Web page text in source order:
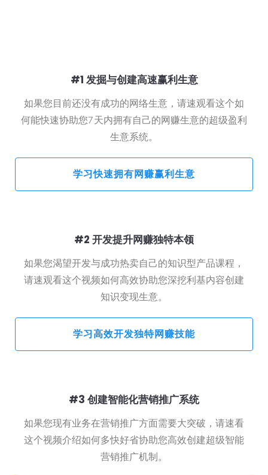
#1 发掘与创建高速赢利生意
如果您目前还没有成功的网络生意，请速观看这个如
何能快速协助您7天内拥有自己的网赚生意的超级盈利
生意系统。
#2 开发提升网赚独特本领
如果您渴望开发与成功热卖自己的知识型产品课程，
请速观看这个视频如何高效协助您深挖利基内容创建
知识变现生意。
学习高效开发独特网赚技能
#3 创建智能化营销推广系统
如果您现有业务在营销推广方面需要大突破，请速看
这个视频介绍如何多快好省协助您高效创建超级智能
营销推广机制。